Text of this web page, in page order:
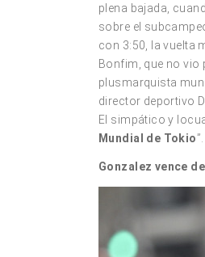
plena bajada,
sobre el
con 3:50, la vuelta
Bonfim, que no
plusmarquista
director deportivo
El simpático y
Mundial de Tokio”.
Gonzalez vence